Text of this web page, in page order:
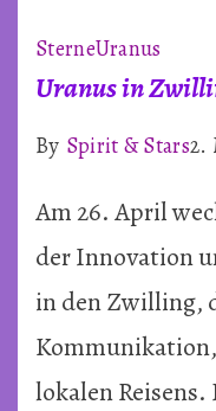
SterneUranus
Uranus in
By Spirit & Stars2.
Am 26. April
der Innovation
in den Zwilling,
lokalen